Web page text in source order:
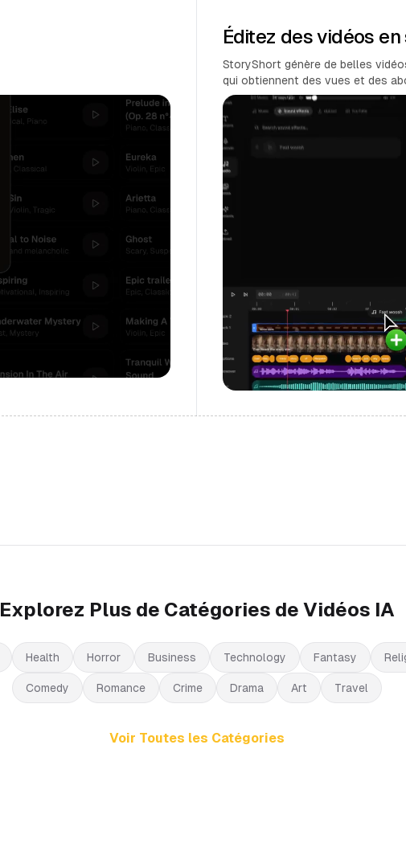
Éditez des vidéos
StoryShort génère de belles
qui obtiennent des vues et des
Explorez Plus de Catégories de Vidéos IA
Health Horror Business Technology Fantasy
Comedy Romance Crime Drama Art Travel
Voir Toutes les Catégories